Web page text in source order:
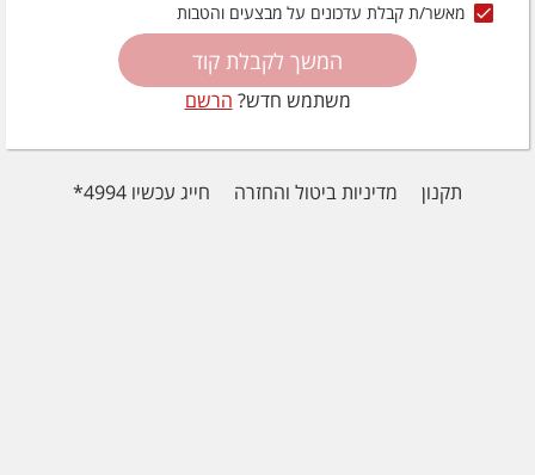
מאשר/ת קבלת עדכונים על מבצעים והטבות
המשך לקבלת קוד
משתמש חדש? הרשם
תקנון מדיניות ביטול והחזרה חייג עכשיו 4994*